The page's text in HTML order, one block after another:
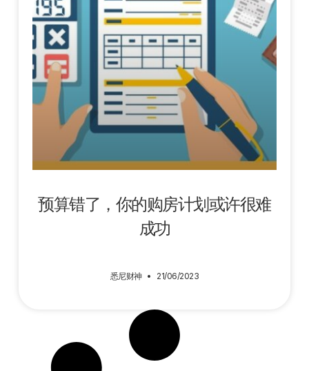
预算错了，你的购房计划或许很难
成功
悉尼财神 21/06/2023